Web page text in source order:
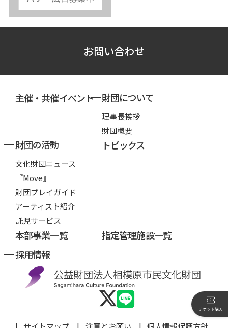
お問い合わせ
チケット購入
主催・共催イベント 財団について
理事長挨拶
財団概要
財団の活動
文化財団ニュース
『Move』
財団プレイガイド
アーティスト紹介
託児サービス
トピックス
本部事業一覧
指定管理施設一覧
採用情報